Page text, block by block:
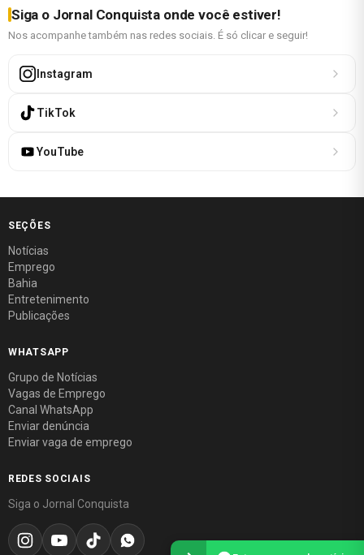
Siga o Jornal Conquista onde você estiver!
Nos acompanhe também nas redes sociais. É só clicar e seguir!
Instagram
TikTok
YouTube
SEÇÕES
Notícias
Emprego
Bahia
Entretenimento
Publicações
WHATSAPP
Grupo de Notícias
Vagas de Emprego
Canal WhatsApp
Enviar denúncia
Enviar vaga de emprego
REDES SOCIAIS
Siga o Jornal Conquista